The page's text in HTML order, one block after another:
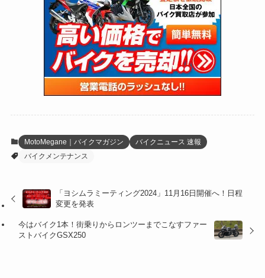
(5)
(12)
(64)
(109)
(24)
(47)
(15)
(5)
(4)
(6)
(17)
(5)
(38)
(131)
(85)
(21)
(61)
(171)
(98)
(13)
(60)
(274)
(171)
(38)
(47)
(59)
(47)
(1)
(255)
(204)
(33)
(34)
(35)
(41)
(16) (13)
(19)
(12)
(16)
(16)
MotoMegane｜バイクマガジン
バイクニュース 速報
バイクメンテナンス
「ヨシムラミーティング2024」11月16日開催へ！日程
変更を発表
今はバイク1本！街乗りからロンツーまでこなすファー
ストバイクGSX250